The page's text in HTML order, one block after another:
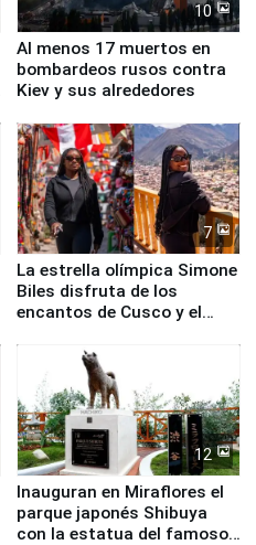
10
Al menos 17 muertos en
bombardeos rusos contra
Kiev y sus alrededores
7
La estrella olímpica Simone
Biles disfruta de los
encantos de Cusco y el
12
Inauguran en Miraflores el
parque japonés Shibuya
con la estatua del famoso